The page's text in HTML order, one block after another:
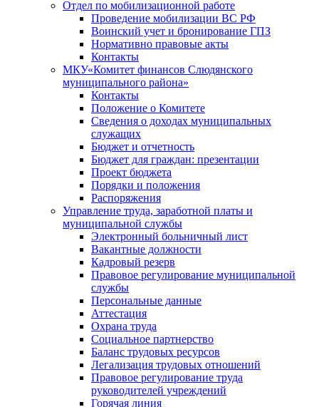
Отдел по мобилизационной работе
Проведение мобилизации ВС РФ
Воинский учет и бронирование ГПЗ
Нормативно правовые акты
Контакты
МКУ«Комитет финансов Слюдянского
муниципального района»
Контакты
Положение о Комитете
Сведения о доходах муниципальных
служащих
Бюджет и отчетность
Бюджет для граждан: презентации
Проект бюджета
Порядки и положения
Распоряжения
Управление труда, заработной платы и
муниципальной службы
Электронный больничный лист
Вакантные должности
Кадровый резерв
Правовое регулирование муниципальной
службы
Персональные данные
Аттестация
Охрана труда
Социальное партнерство
Баланс трудовых ресурсов
Легализация трудовых отношений
Правовое регулирование труда
руководителей учреждений
Горячая линия